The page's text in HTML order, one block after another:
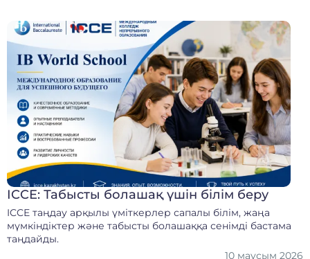
ICCE: Табысты болашақ үшін білім беру
ICCE таңдау арқылы үміткерлер сапалы білім, жаңа
мүмкіндіктер және табысты болашаққа сенімді бастама
таңдайды.
10 маусым 2026